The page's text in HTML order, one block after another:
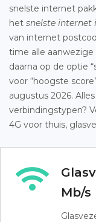
snelste internet
het snelste internet
van internet
time alle
daarna op de optie
voor “hoogste
augustus 2026.
verbindingstypen?
4G voor thuis,
Mb/s